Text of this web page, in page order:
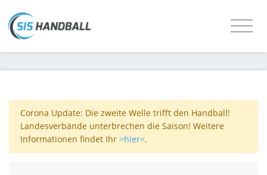
Corona Update: Die zweite Welle trifft den Handball!
Landesverbände unterbrechen die Saison! Weitere
Informationen findet Ihr >hier<.